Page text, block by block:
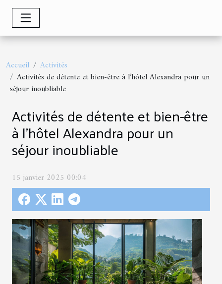
Accueil
Activités
Activités de détente et bien-être à l’hôtel Alexandra pour un
séjour inoubliable
Activités de détente et bien-être
à l’hôtel Alexandra pour un
séjour inoubliable
15 janvier 2025 00:04